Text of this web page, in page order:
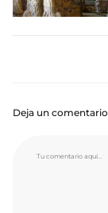
Deja un comentario